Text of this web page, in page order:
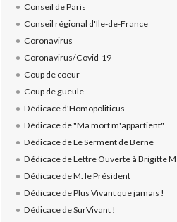
Conseil de Paris
Conseil régional d'Ile-de-France
Coronavirus
Coronavirus/Covid-19
Coup de coeur
Coup de gueule
Dédicace d'Homopoliticus
Dédicace de "Ma mort m'appartient"
Dédicace de Le Serment de Berne
Dédicace de Lettre Ouverte à Brigitte
Dédicace de M. le Président
Dédicace de Plus Vivant que jamais !
Dédicace de SurVivant !